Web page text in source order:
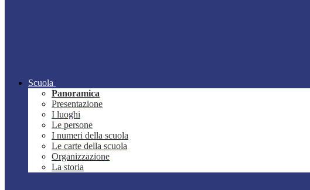
Scuola
Panoramica
Presentazione
I luoghi
Le persone
I numeri della scuola
Le carte della scuola
Organizzazione
La storia